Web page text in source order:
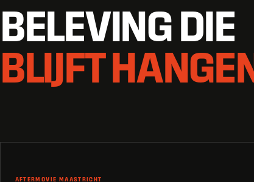
BELEVING DIE
BLIJFT
AFTERMOVIE MAASTRICHT